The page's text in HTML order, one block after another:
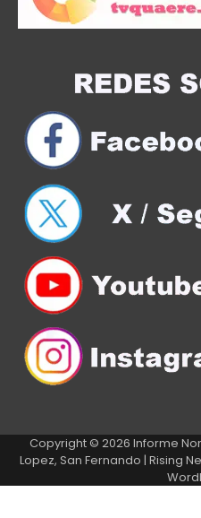
Copyright © 2026 Informe
Lopez, San Fernando | Rising